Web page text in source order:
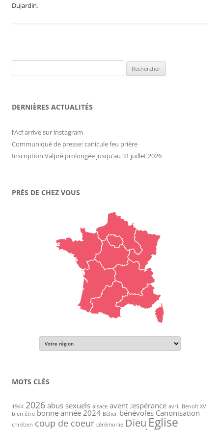
Dujardin.
DERNIÈRES ACTUALITÉS
l’Acf arrive sur instagram
Communiqué de presse: canicule feu prière
Inscription Valpré prolongée jusqu’au 31 juillet 2026
PRÈS DE CHEZ VOUS
MOTS CLÉS
1944 2026 abus sexuels alsace avent ;espérance avril Benoît XVI
bien être bonne année 2024 Bélier bénévoles Canonisation
chrétien coup de coeur cérémonie Dieu Eglise